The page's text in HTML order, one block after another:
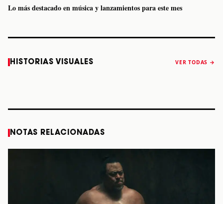
Lo más destacado en música y lanzamientos para este mes
HISTORIAS VISUALES VER TODAS →
Caifanes regresa
a Monterrey el
Fallece Felipe
Staiti, guitarrista
anuncia “Reality
NOTAS RELACIONADAS